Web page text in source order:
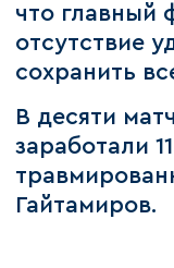
что главный
отсутствие
сохранить
В десяти
заработали
Гайтамиров.